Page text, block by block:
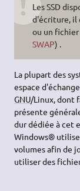
Les SSD
d'écriture, il
ou un
SWAP) .
La plupart des
espace
GNU/Linux, dont
présente
dur dédiée à cet
Windows® utilise
volumes afin de
utiliser des